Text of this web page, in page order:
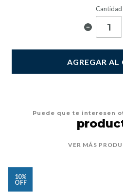
Cantidad
AGREGAR AL
Puede que te interesen
VER MÁS
10%
OFF